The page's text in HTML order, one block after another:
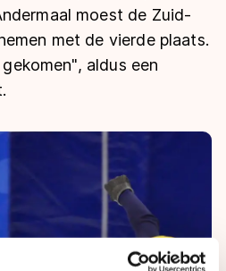
skaten?
moest de Zuid-
met de vierde plaats.
aldus een